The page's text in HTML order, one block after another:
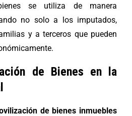
se utiliza de manera
no solo a los imputados,
y a terceros que pueden
de Bienes en la
de bienes inmuebles